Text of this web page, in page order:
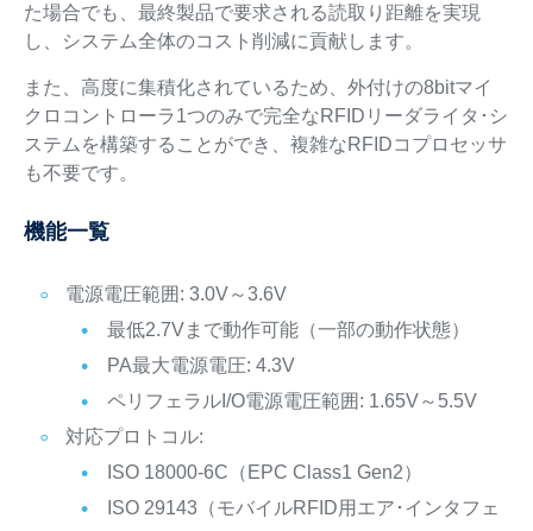
た場合でも、最終製品で要求される読取り距離を実現
し、システム全体のコスト削減に貢献します。
また、高度に集積化されているため、外付けの8bitマイ
クロコントローラ1つのみで完全なRFIDリーダライタ･シ
ステムを構築することができ、複雑なRFIDコプロセッサ
も不要です。
機能一覧
電源電圧範囲: 3.0V～3.6V
最低2.7Vまで動作可能（一部の動作状態）
PA最大電源電圧: 4.3V
ペリフェラルI/O電源電圧範囲: 1.65V～5.5V
対応プロトコル:
ISO 18000-6C（EPC Class1 Gen2）
ISO 29143（モバイルRFID用エア･インタフェ